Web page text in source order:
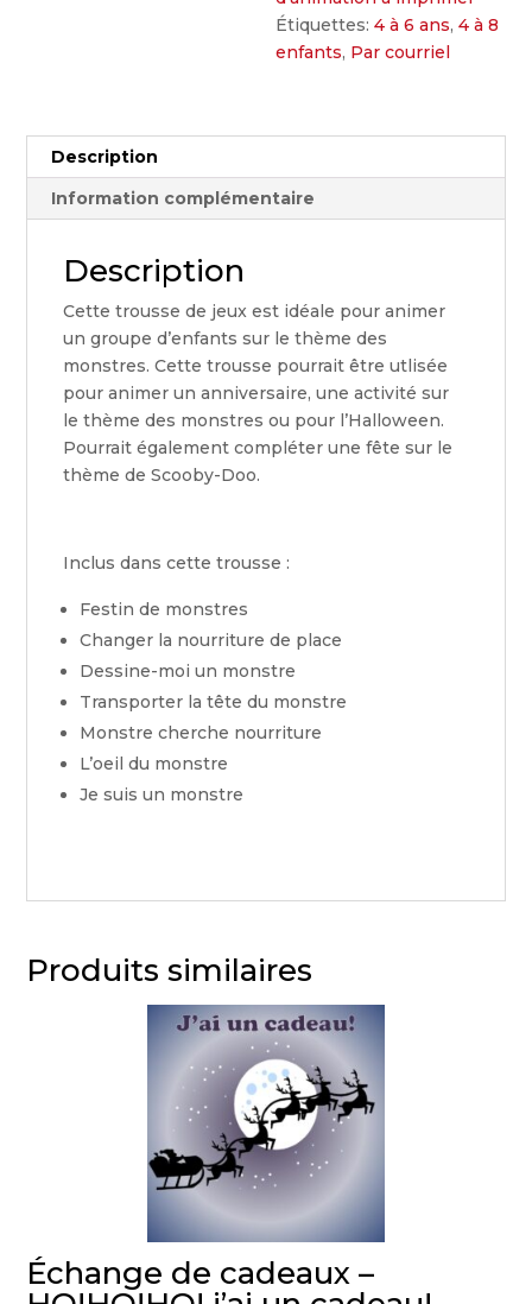
Étiquettes:4 à 6 ans,4 à 8
enfants, Par courriel
Description
Information complémentaire
Description
Cette trousse de jeux est idéale pour animer
un groupe d’enfants sur le thème des
monstres. Cette trousse pourrait être utlisée
pour animer un anniversaire, une activité sur
le thème des monstres ou pour l’Halloween.
Pourrait également compléter une fête sur le
thème de Scooby-Doo.
Inclus dans cette trousse :
Festin de monstres
Changer la nourriture de place
Dessine-moi un monstre
Transporter la tête du monstre
Monstre cherche nourriture
L’oeil du monstre
Je suis un monstre
Produits similaires
Échange de cadeaux –